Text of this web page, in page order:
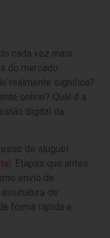
cada vez mais
do mercado
realmente significa?
online? Qual é a
digital da
de aluguel
. Etapas que antes
envio de
de
forma rápida e